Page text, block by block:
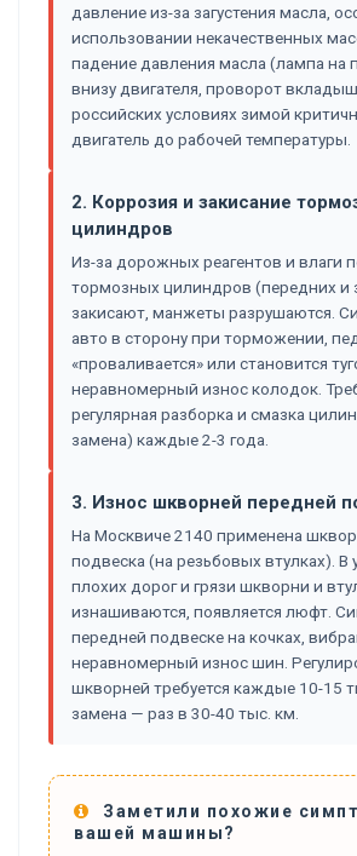
давление из-за загустения масла,
использовании некачественных
падение давления масла (лампа на
внизу двигателя, проворот
российских условиях зимой
двигатель до рабочей температуры.
2. Коррозия и закисание
цилиндров
Из-за дорожных реагентов и влаги
тормозных цилиндров (передних и
закисают, манжеты разрушаются.
авто в сторону при торможении,
«проваливается» или становится
неравномерный износ колодок.
регулярная разборка и смазка
замена) каждые 2-3 года.
3. Износ шкворней передней
На Москвиче 2140 применена
подвеска (на резьбовых втулках). В
плохих дорог и грязи шкворни и
изнашиваются, появляется люфт.
передней подвеске на кочках,
неравномерный износ шин.
шкворней требуется каждые 10-15
замена — раз в 30-40 тыс. км.
Заметили похожие
вашей машины?